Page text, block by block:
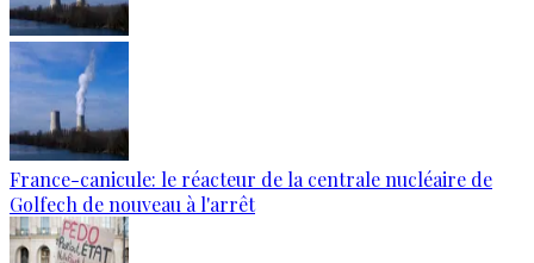
France-canicule: le réacteur de la centrale nucléaire de
Golfech de nouveau à l'arrêt